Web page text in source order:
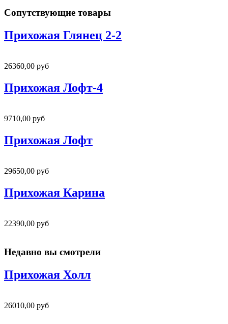
Сопутствующие товары
Прихожая Глянец 2-2
26360,00 руб
Прихожая Лофт-4
9710,00 руб
Прихожая Лофт
29650,00 руб
Прихожая Карина
22390,00 руб
Недавно вы смотрели
Прихожая Холл
26010,00 руб